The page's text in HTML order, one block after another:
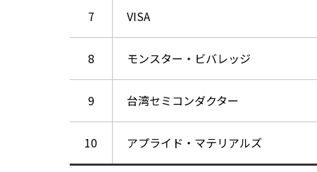
7 VISA
8 モンスター・ビバレッジ
9 台湾セミコンダクター
10 アプライド・マテリアルズ